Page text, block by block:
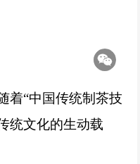
着“中国传统制茶技
统文化的生动载